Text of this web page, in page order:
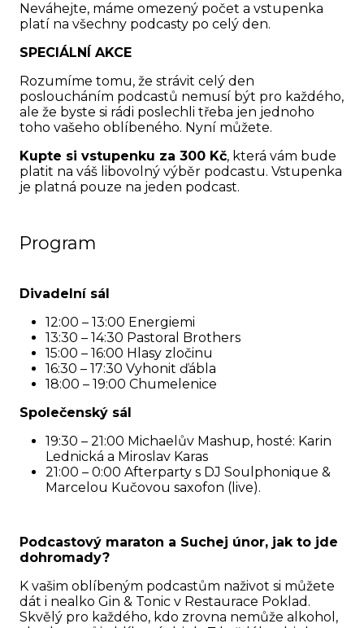
Neváhejte, máme omezený počet a vstupenka
platí na všechny podcasty po celý den.
SPECIÁLNÍ AKCE
Rozumíme tomu, že strávit celý den
posloucháním podcastů nemusí být pro každého,
ale že byste si rádi poslechli třeba jen jednoho
toho vašeho oblíbeného. Nyní můžete.
Kupte si vstupenku za 300 Kč, která vám bude
platit na váš libovolný výběr podcastu. Vstupenka
je platná pouze na jeden podcast.
Program
Divadelní sál
12:00 – 13:00 Energiemi
13:30 – 14:30 Pastoral Brothers
15:00 – 16:00 Hlasy zločinu
16:30 – 17:30 Vyhonit ďábla
18:00 – 19:00 Chumelenice
Společenský sál
19:30 – 21:00 Michaelův Mashup, hosté: Karin
Lednická a Miroslav Karas
21:00 – 0:00 Afterparty s DJ Soulphonique &
Marcelou Kučovou saxofon (live).
Podcastový maraton a Suchej únor, jak to jde
dohromady?
K vašim oblíbeným podcastům naživot si můžete
dát i nealko Gin & Tonic v Restaurace Poklad .
Skvělý pro každého, kdo zrovna nemůže alkohol,